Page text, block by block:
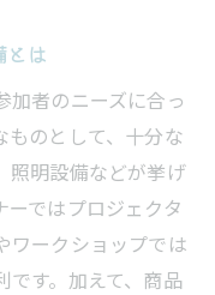
は
加者のニーズに合っ
ものとして、十分な
照明設備などが挙げ
ーではプロジェクタ
ワークショップでは
です。加えて、商品